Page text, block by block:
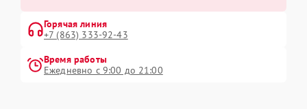
Горячая линия
+7 (863) 333-92-43
Время работы
Ежедневно с 9:00 до 21:00